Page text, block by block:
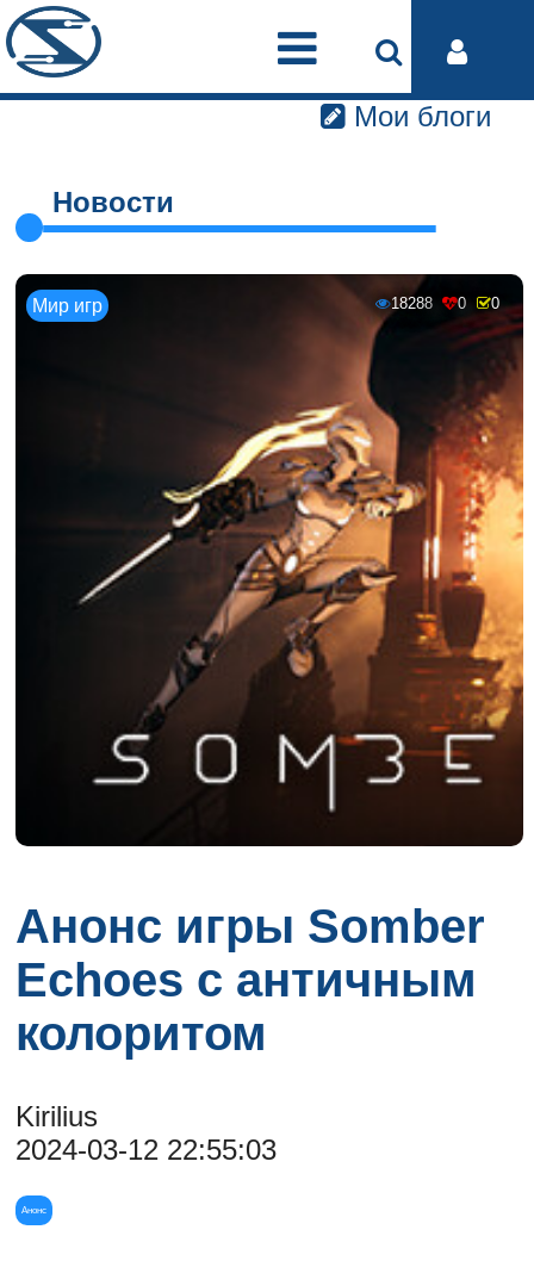
Мои блоги
Новости
Мир игр 18288 0 0
Анонс игры Somber
Echoes с античным
колоритом
Kirilius
2024-03-12 22:55:03
Анонс